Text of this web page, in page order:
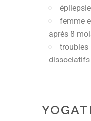
épilepsie
femme
après 8
troubles
dissociatifs